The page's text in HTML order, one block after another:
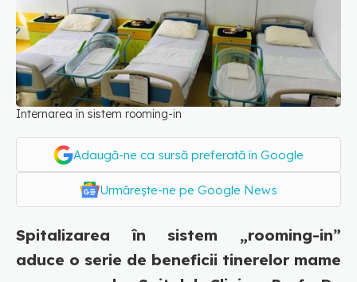
Internarea în sistem rooming-in
Adaugă-ne ca sursă preferată în Google
Urmărește-ne pe Google News
Spitalizarea în sistem „rooming-in”
aduce o serie de beneficii tinerelor mame